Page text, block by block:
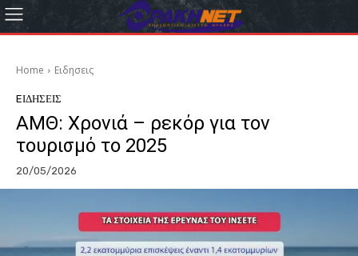
Home Eιδησεις
EΙΔΗΣΕΙΣ
ΑΜΘ: Χρονιά – ρεκόρ για τον
τουρισμό το 2025
20/05/2026